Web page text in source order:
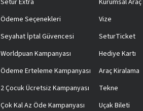
Setur Extra
Ödeme Seçenekleri
Seyahat İptal Güvencesi
Worldpuan Kampanyası
Ödeme Erteleme Kampanyası
2 Çocuk Ücretsiz Kampanyası
Çok Kal Az Öde Kampanyası
Kurumsal
Vize
SeturTicket
Hediye Kartı
Araç Kiralama
Tekne
Uçak Bileti